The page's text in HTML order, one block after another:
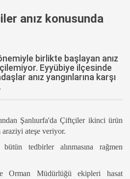
anız konusunda
birlikte başlayan anız
Eyyübiye ilçesinde
anız yangınlarına karşı
Şanlıurfa'da Çiftçiler ikinci ürün
ateşe veriyor.
bütün tedbirler alınmasına rağmen
Orman Müdürlüğü ekipleri hasat